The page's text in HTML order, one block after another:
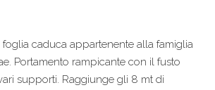
foglia caduca appartenente alla famiglia
Portamento rampicante con il fusto
supporti. Raggiunge gli 8 mt di